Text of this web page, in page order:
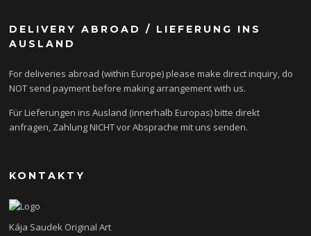
DELIVERY ABROAD / LIEFERUNG INS
AUSLAND
For deliveries abroad (within Europe) please make direct inquiry, do
NOT send payment before making arrangement with us.
Für Lieferungen ins Ausland (innerhalb Europas) bitte direkt
anfragen, Zahlung NICHT vor Absprache mit uns senden.
KONTAKTY
Kája Saudek Original Art